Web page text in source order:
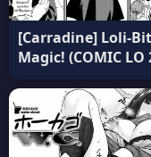
[Carradine] Loli-
Magic! (COMIC LO
12) แปลไทย